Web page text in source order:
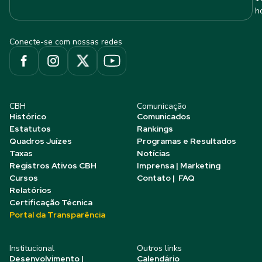
Conecte-se com nossas redes
CBH
Histórico
Estatutos
Quadros Juízes
Taxas
Registros Ativos CBH
Cursos
Relatórios
Certificação Técnica
Portal da Transparência
Comunicação
Comunicados
Rankings
Programas e Resultados
Notícias
Imprensa | Marketing
Contato | FAQ
Institucional
Desenvolvimento |
Outros links
Calendário